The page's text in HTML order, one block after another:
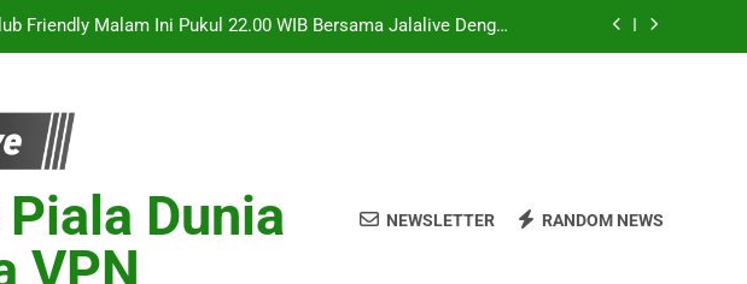
ASEAN Malam Ini Pukul 20.00 WIB di Jalalive Menjadi Sajian
Forest Club Friendly Dini Hari Ini Pukul 02.00 WIB Membawa
Pengalaman Mengikuti Duel Klub Eropa Yang Dinantikan
Friendly Malam Ini Pukul 22.00 WIB Bersama Jalalive Dengan
Kemasan Laga Pramusim Modern dan Menghibur
ASEAN Malam Ini Pukul 20.00 WIB di Jalalive Menjadi Sajian
Dunia
VPN
NEWSLETTER RANDOM NEWS